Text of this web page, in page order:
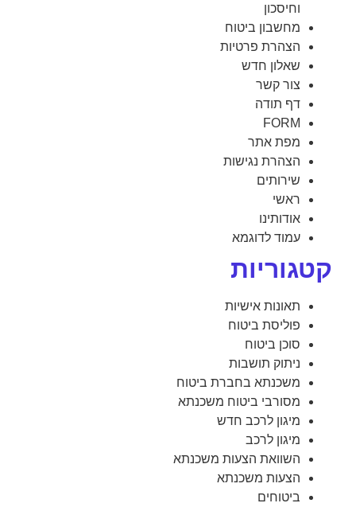
וחיסכון
מחשבון ביטוח
הצהרת פרטיות
שאלון חדש
צור קשר
דף תודה
FORM
מפת אתר
הצהרת נגישות
שירותים
ראשי
אודותינו
עמוד לדוגמא
קטגוריות
תאונות אישיות
פוליסת ביטוח
סוכן ביטוח
ניתוק תושבות
משכנתא בחברת ביטוח
מסורבי ביטוח משכנתא
מיגון לרכב חדש
מיגון לרכב
השוואת הצעות משכנתא
הצעות משכנתא
ביטוחים